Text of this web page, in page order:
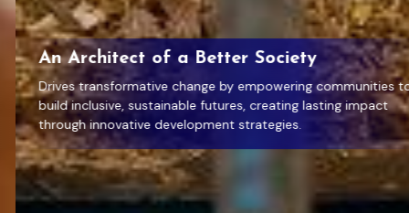
An Architect of a Better Society
Drives transformative change by empowering communities to
build inclusive, sustainable futures, creating lasting impact
through innovative development strategies.